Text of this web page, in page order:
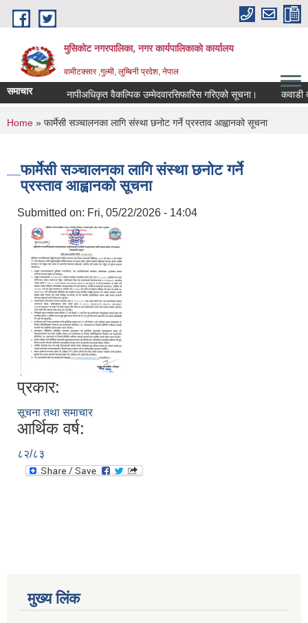
Skip to main content
मुसिकोट नगरपालिका, नगर कार्यपालिकाकाे कार्यालय
वामीटक्सार ,गुल्मी, लुम्बिनी प्रदेश, नेपाल
समाचार नापीअधिकृत वैकल्पिक उम्मेदवारसिफारिस गरिएको सूचना। कवाडी
You are here
Home » फार्मेसी सञ्चालनका लागि संस्था छनोट गर्ने प्रस्ताव आह्वानको सूचना
फार्मेसी सञ्चालनका लागि संस्था छनोट गर्ने
प्रस्ताव आह्वानको सूचना
Submitted on: Fri, 05/22/2026 - 14:04
प्रकार:
सूचना तथा समाचार
आर्थिक वर्ष:
८२/८३
मुख्य लिंक